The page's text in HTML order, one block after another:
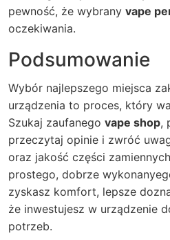
pewność, że wybrany vape
oczekiwania.
Podsumowanie
Wybór najlepszego miejsca
urządzenia to proces, który
Szukaj zaufanego vape shop,
przeczytaj opinie i zwróć
oraz jakość części
prostego, dobrze
zyskasz komfort, lepsze
że inwestujesz w urządzenie
potrzeb.